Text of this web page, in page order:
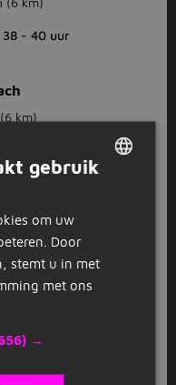
38 - 40 uur
(6 km)
Volgende >
gebruik
om uw
Door
stemt u in met
met ons
→